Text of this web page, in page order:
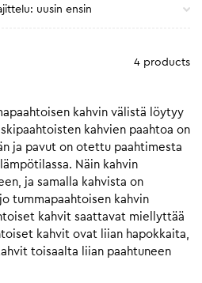
4 products
kahvin välistä löytyy
kahvien paahtoa on
ja pavut on otettu paahtimesta
Näin kahvin
ja samalla kahvista on
tummapaahtoisen kahvin
kahvit saattavat miellyttää
kahvit ovat liian hapokkaita,
toisaalta liian paahtuneen